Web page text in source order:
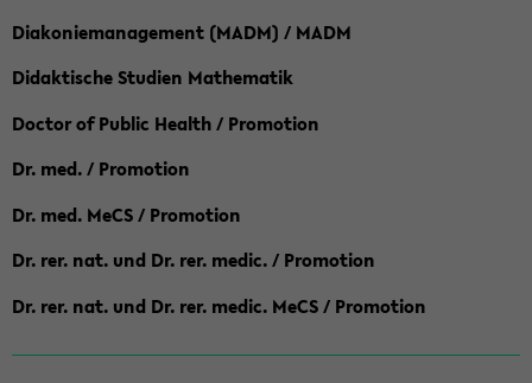
Diakoniemanagement (MADM) / MADM
Didaktische Studien Mathematik
Doctor of Public Health / Promotion
Dr. med. / Promotion
Dr. med. MeCS / Promotion
Dr. rer. nat. und Dr. rer. medic. / Promotion
Dr. rer. nat. und Dr. rer. medic. MeCS / Promotion